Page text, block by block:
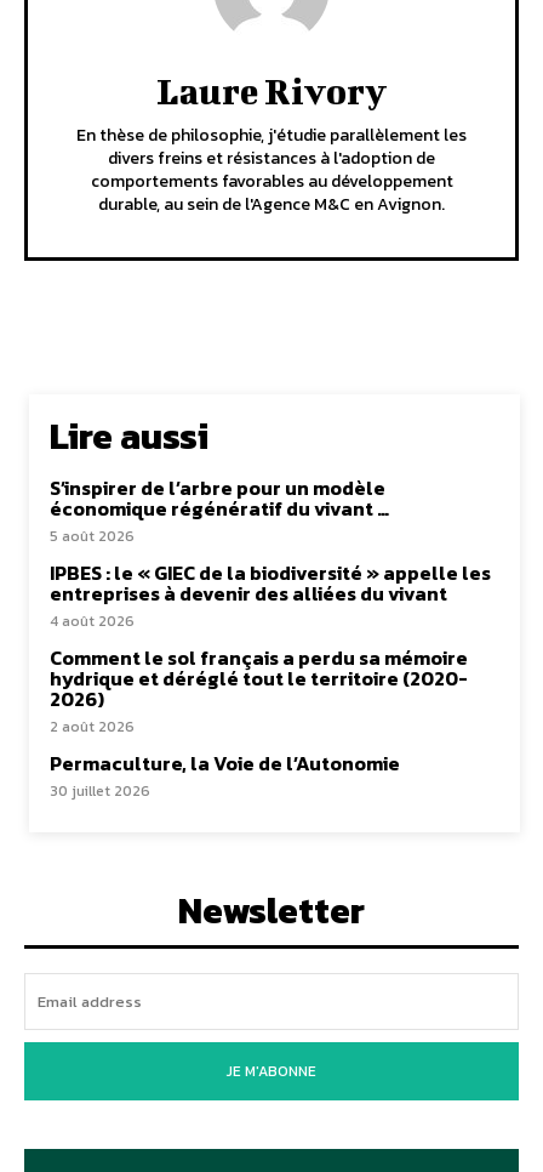
Laure Rivory
En thèse de philosophie, j'étudie parallèlement les
divers freins et résistances à l'adoption de
comportements favorables au développement
durable, au sein de l'Agence M&C en Avignon.
Lire aussi
S’inspirer de l’arbre pour un modèle
économique régénératif du vivant …
5 août 2026
IPBES : le « GIEC de la biodiversité » appelle les
entreprises à devenir des alliées du vivant
4 août 2026
Comment le sol français a perdu sa mémoire
hydrique et déréglé tout le territoire (2020-
2026)
2 août 2026
Permaculture, la Voie de l’Autonomie
30 juillet 2026
Newsletter
JE M'ABONNE